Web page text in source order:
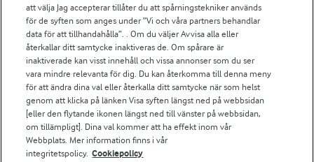
Arlas kundportal
Arla.com
Falbygdens Ost
Arla webbshop
Bildbank
Följ oss
att välja Jag accepterar tillåter du att spårningstekniker används
för de syften som anges under ”Vi och våra partners behandlar
data för att tillhandahålla”. . Om du väljer Avvisa alla eller
återkallar ditt samtycke inaktiveras de. Om spårare är
inaktiverade kan visst innehåll och vissa annonser som du ser
vara mindre relevanta för dig. Du kan återkomma till denna meny
för att ändra dina val eller återkalla ditt samtycke när som helst
genom att klicka på länken Visa syften längst ned på webbsidan
[eller den flytande ikonen längst ned till vänster på webbsidan,
om tillämpligt]. Dina val kommer att ha effekt inom vår
Webbplats. Mer information finns i vår
integritetspolicy. Cookiepolicy